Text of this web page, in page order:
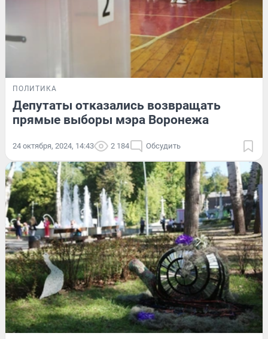
ПОЛИТИКА
Депутаты отказались возвращать
прямые выборы мэра Воронежа
24 октября, 2024, 14:43 2 184 Обсудить